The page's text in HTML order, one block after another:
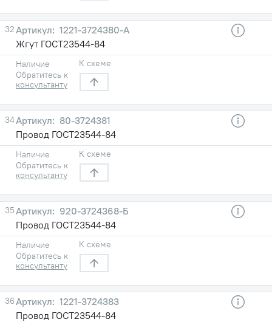
32
1221-3724380-А
Жгут ГОСТ23544-84
Наличие
Обратитесь к
консультанту
К схеме
34
80-3724381
Провод ГОСТ23544-84
Наличие
Обратитесь к
консультанту
К схеме
35
920-3724368-Б
Провод ГОСТ23544-84
Наличие
Обратитесь к
консультанту
К схеме
36
1221-3724383
Провод ГОСТ23544-84